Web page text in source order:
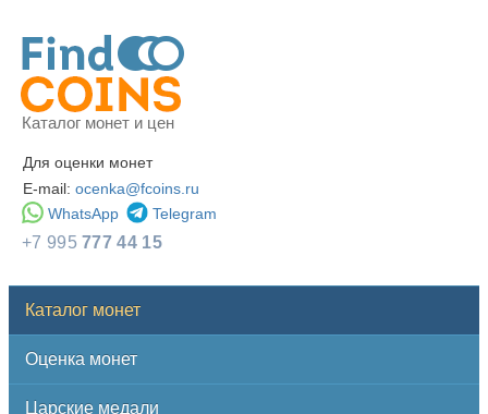
Каталог монет и цен
Для оценки монет
E-mail: ocenka@fcoins.ru
WhatsApp
Telegram
+7 995777 44 15
Каталог монет
Оценка монет
Царские медали